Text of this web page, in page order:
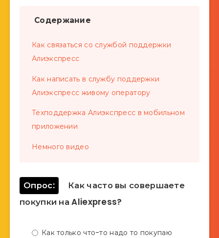
Содержание
Как связаться со службой поддержки
Алиэкспресс
Как написать в службу поддержки
Алиэкспресс живому оператору
Техподдержка Алиэкспресс в мобильном
приложении
Немного видео
Опрос:
Как часто вы совершаете
покупки на Aliexpress?
Как только что-то надо то покупаю